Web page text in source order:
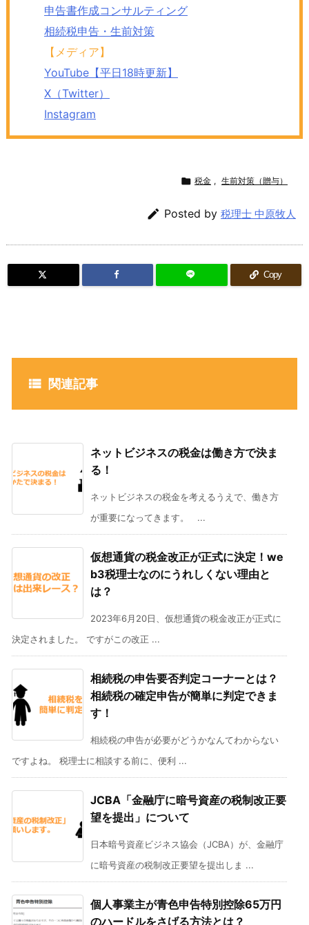
申告書作成コンサルティング
相続税申告・生前対策
【メディア】
YouTube【平日18時更新】
X（Twitter）
Instagram
 税金 , 生前対策（贈与）
 Posted by 税理士 中原牧人
Copy
 関連記事
ネットビジネスの税金は働き方で決ま
る！
ネットビジネスの税金を考えるうえで、働き方
が重要になってきます。 ...
仮想通貨の税金改正が正式に決定！we
b3税理士なのにうれしくない理由と
は？
2023年6月20日、仮想通貨の税金改正が正式に
決定されました。 ですがこの改正 ...
相続税の申告要否判定コーナーとは？
相続税の確定申告が簡単に判定できま
す！
相続税の申告が必要がどうかなんてわからない
ですよね。 税理士に相談する前に、便利 ...
JCBA「金融庁に暗号資産の税制改正要
望を提出」について
日本暗号資産ビジネス協会（JCBA）が、金融庁
に暗号資産の税制改正要望を提出しま ...
個人事業主が青色申告特別控除65万円
のハードルをさげる方法とは？